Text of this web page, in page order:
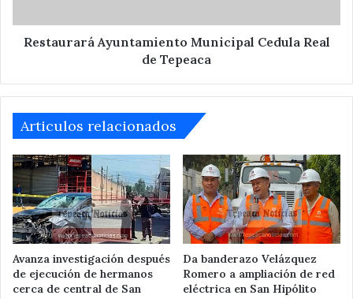
Restaurará Ayuntamiento Municipal Cedula Real
de Tepeaca
Articulos relacionados
Avanza investigación después
de ejecución de hermanos
cerca de central de San
Da banderazo Velázquez
Romero a ampliación de red
eléctrica en San Hipólito